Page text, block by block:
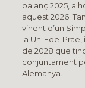
balanç 2025,
aquest 2026.
vinent d’un
la Un-Foe-
de 2028 que
conjuntament
Alemanya.